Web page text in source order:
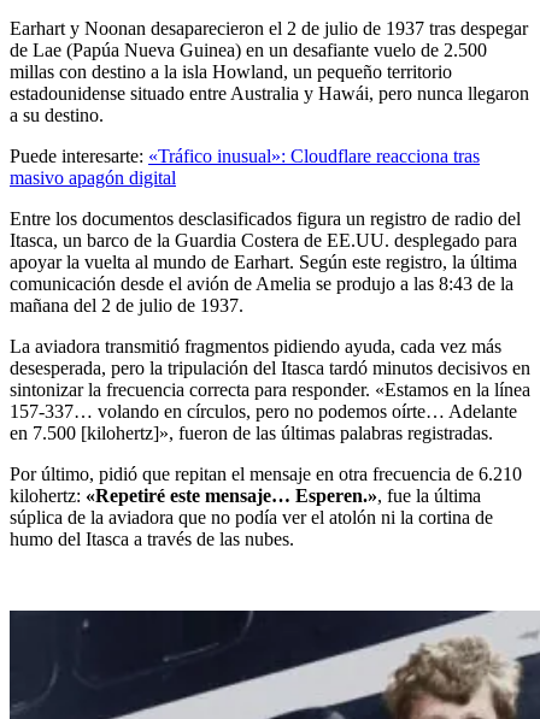
Earhart y Noonan desaparecieron el 2 de julio de 1937 tras despegar
de Lae (Papúa Nueva Guinea) en un desafiante vuelo de 2.500
millas con destino a la isla Howland, un pequeño territorio
estadounidense situado entre Australia y Hawái, pero nunca llegaron
a su destino.
Puede interesarte: «Tráfico inusual»: Cloudflare reacciona tras
masivo apagón digital
Entre los documentos desclasificados figura un registro de radio del
Itasca, un barco de la Guardia Costera de EE.UU. desplegado para
apoyar la vuelta al mundo de Earhart. Según este registro, la última
comunicación desde el avión de Amelia se produjo a las 8:43 de la
mañana del 2 de julio de 1937.
La aviadora transmitió fragmentos pidiendo ayuda, cada vez más
desesperada, pero la tripulación del Itasca tardó minutos decisivos en
sintonizar la frecuencia correcta para responder. «Estamos en la línea
157-337… volando en círculos, pero no podemos oírte… Adelante
en 7.500 [kilohertz]», fueron de las últimas palabras registradas.
Por último, pidió que repitan el mensaje en otra frecuencia de 6.210
kilohertz: «Repetiré este mensaje… Esperen.», fue la última
súplica de la aviadora que no podía ver el atolón ni la cortina de
humo del Itasca a través de las nubes.